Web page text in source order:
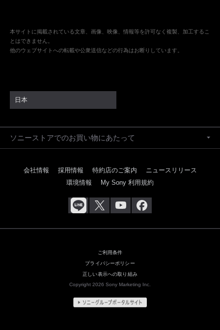
本サイトに掲載されている文章、画像、映像、情報等を許可なく複製、加工するこ
とはできません。
他のウェブサイトへの転載や公衆送信などの行為はお断りしています。
日本
ソニーストアでのお買い物にあたって
会社情報 採用情報 特約店のご案内
ニュースリリース
環境情報
My Sony 利用規約
ご利用条件
プライバシーポリシー
正しい表示への取り組み
Copyright 2026 Sony Marketing Inc.